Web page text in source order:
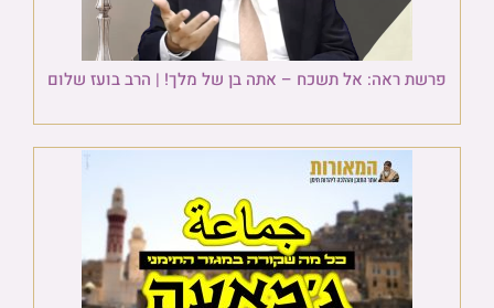
פרשת ראה: אל תשכח – אתה בן של מלך! | הרב בועז שלום